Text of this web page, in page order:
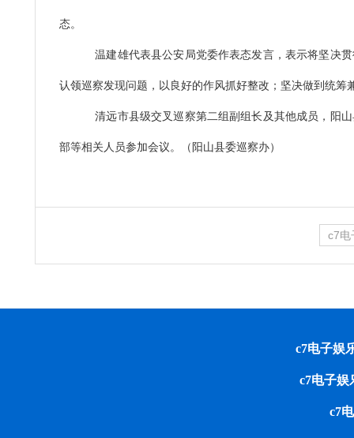
态。
温建雄代表县公安局党委作表态发言，表示将坚决
认领巡察发现问题，以良好的作风抓好整改；坚决做到统筹
清远市县级交叉巡察第二组副组长及其他成员，阳
部等相关人员参加会议。（阳山县委巡察办）
c7电
c7电子娱
c7电子娱
c7